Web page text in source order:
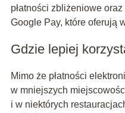
płatności zbliżeniowe
Google Pay, które oferują
Gdzie lepiej
Mimo że płatności
w mniejszych
i w niektórych